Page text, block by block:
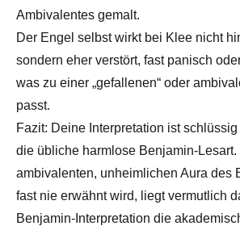
Ambivalentes gemalt.
Der Engel selbst wirkt bei Klee nicht
sondern eher verstört, fast panisch
was zu einer „gefallenen“ oder
passt.
Fazit: Deine Interpretation ist
die übliche harmlose Benjamin-Lesart.
ambivalenten, unheimlichen Aura des
fast nie erwähnt wird, liegt vermutlich
Benjamin-Interpretation die